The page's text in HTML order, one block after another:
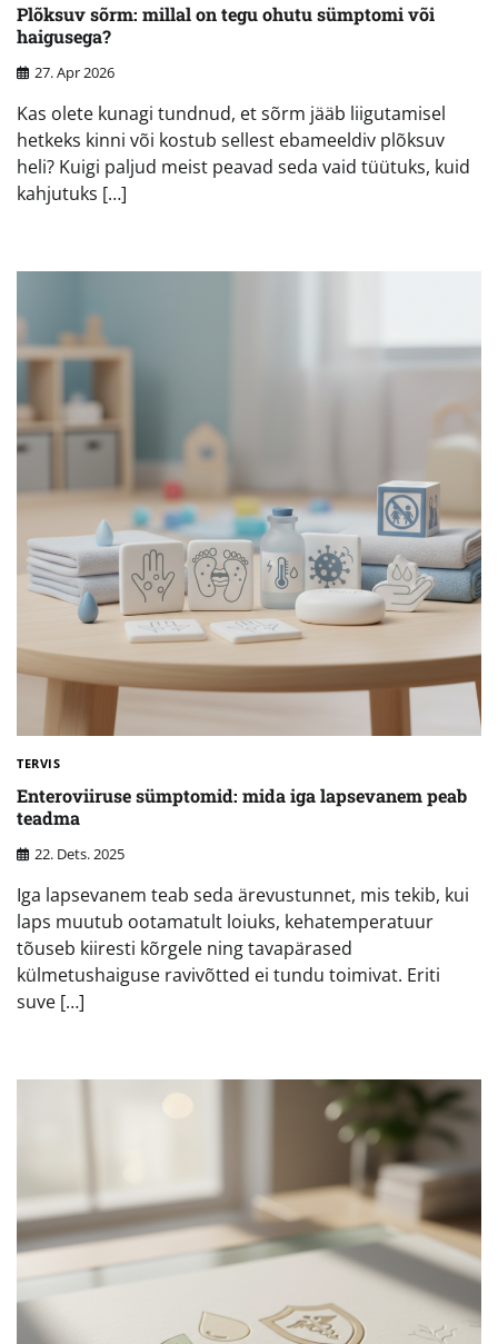
Plõksuv sõrm: millal on tegu ohutu sümptomi või
haigusega?
27. Apr 2026
Kas olete kunagi tundnud, et sõrm jääb liigutamisel
hetkeks kinni või kostub sellest ebameeldiv plõksuv
heli? Kuigi paljud meist peavad seda vaid tüütuks, kuid
kahjutuks […]
TERVIS
Enteroviiruse sümptomid: mida iga lapsevanem peab
teadma
22. Dets. 2025
Iga lapsevanem teab seda ärevustunnet, mis tekib, kui
laps muutub ootamatult loiuks, kehatemperatuur
tõuseb kiiresti kõrgele ning tavapärased
külmetushaiguse ravivõtted ei tundu toimivat. Eriti
suve […]